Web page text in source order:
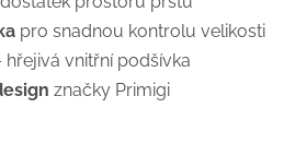
pro snadnou kontrolu velikosti
hřejivá vnitřní podšívka
značky Primigi